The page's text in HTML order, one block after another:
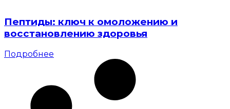
Пептиды: ключ к омоложению и
восстановлению здоровья
Подробнее